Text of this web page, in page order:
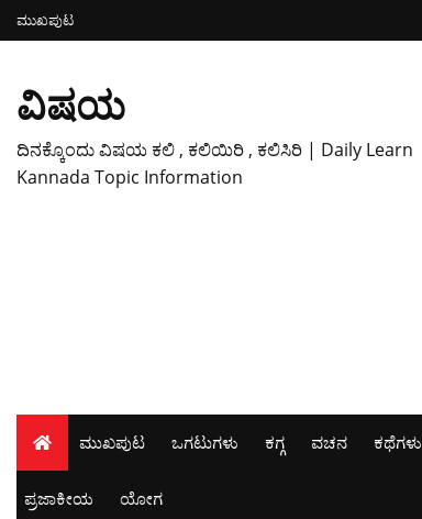
ಮುಖಪುಟ
ವಿಷಯ
ದಿನಕ್ಕೊಂದು ವಿಷಯ ಕಲಿ , ಕಲಿಯಿರಿ , ಕಲಿಸಿರಿ | Daily Learn
Kannada Topic Information
ಮುಖಪುಟ ಒಗಟುಗಳು ಕಗ್ಗ ವಚನ ಕಥೆಗಳು
ಪ್ರಜಾಕೀಯ ಯೋಗ